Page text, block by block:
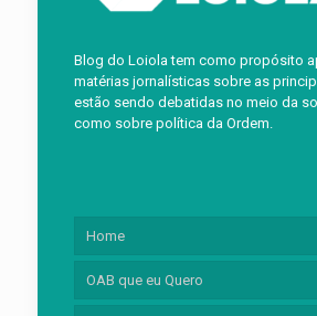
Blog do Loiola tem como propósito
matérias jornalísticas sobre as
estão sendo debatidas no meio da
como sobre política da Ordem.
Home
OAB que eu Quero